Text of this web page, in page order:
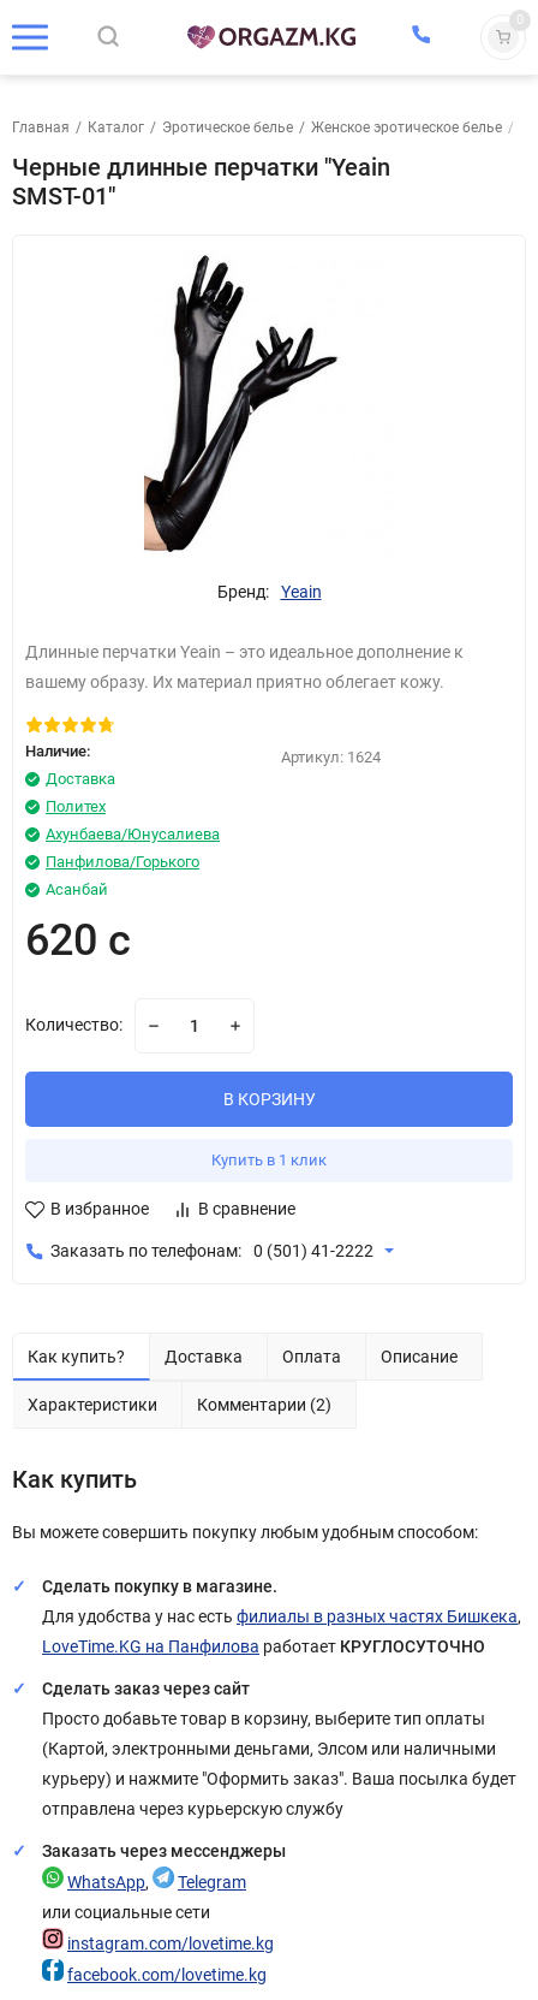
0
Главная / Каталог / Эротическое белье / Женское эротическое белье /
Черные длинные перчатки "Yeain
SMST-01"
Бренд: Yeain
Длинные перчатки Yeain – это идеальное дополнение к
вашему образу. Их материал приятно облегает кожу.
Наличие:
Доставка
Политех
Ахунбаева/Юнусалиева
Панфилова/Горького
Асанбай
Артикул: 1624
620 с
Количество:
В КОРЗИНУ
Купить в 1 клик
В избранное В сравнение
Заказать по телефонам: 0 (501) 41-2222
Как купить? Доставка Оплата Описание
Характеристики Комментарии (2)
Как купить
Вы можете совершить покупку любым удобным способом:
Сделать покупку в магазине.
Для удобства у нас есть филиалы в разных частях Бишкека,
LoveTime.KG на Панфилова работает КРУГЛОСУТОЧНО
Сделать заказ через сайт
Просто добавьте товар в корзину, выберите тип оплаты
(Картой, электронными деньгами, Элсом или наличными
курьеру) и нажмите "Оформить заказ". Ваша посылка будет
отправлена через курьерскую службу
Заказать через мессенджеры
WhatsApp,
Telegram
или социальные сети
instagram.com/lovetime.kg
facebook.com/lovetime.kg